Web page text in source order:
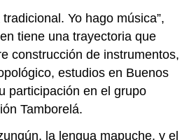
Yo hago música”,
tiene una trayectoria que
construcción de instrumentos,
estudios en Buenos
participación en el grupo
Tamborelá.
la lengua mapuche, y el